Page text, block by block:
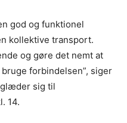
god og funktionel
kollektive transport.
og gøre det nemt at
forbindelsen”, siger
glæder sig til
14.